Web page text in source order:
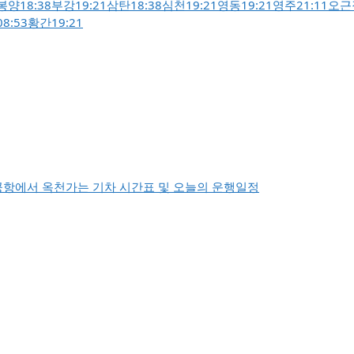
양18:38부강19:21삼탄18:38심천19:21 영동19:21 영주21:11 오
황간19:21
에서 옥천가는 기차 시간표 및 오늘의 운행일정